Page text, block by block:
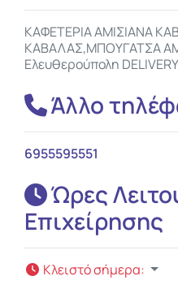
ΚΑΦΕΤΕΡΙΑ ΑΜΙΣΙΑΝΑ
ΚΑΒΑΛΑΣ,ΜΠΟΥΓΑΤΣΑ
Ελευθερούπολη DELIVERY
Άλλο
6955595551
Ώρες
Επιχείρησης
Κλειστό σήμερα: